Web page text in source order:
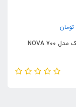
6,980,000